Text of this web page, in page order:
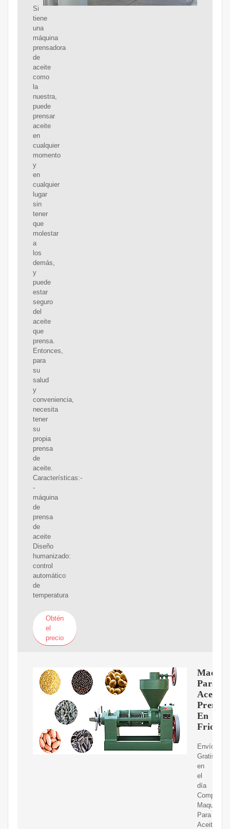
Si
tiene
una
máquina
prensadora
de
aceite
como
la
nuestra,
puede
prensar
aceite
en
cualquier
momento
y
en
cualquier
lugar
sin
tener
que
molestar
a
los
demás,
y
puede
estar
seguro
del
aceite
que
prensa.
Entonces,
para
su
salud
y
conveniencia,
necesita
tener
su
propia
prensa
de
aceite.
Características:-
-
máquina
de
prensa
de
aceite
Diseño
humanizado:
control
automático
de
temperatura
Obtén
el
precio
Para
Aceite
En
Frio
Envíos
Gratis
en
el
día
Compre
Maquina
Para
Aceite